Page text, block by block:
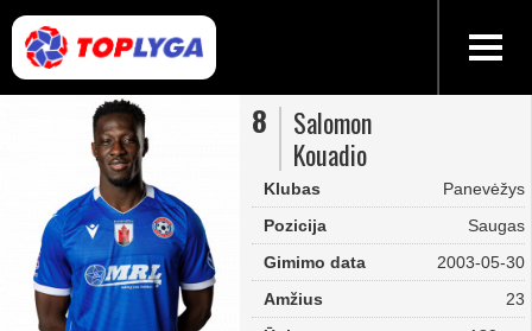
8
Salomon
Kouadio
Klubas
Panevėžys
Pozicija
Saugas
Gimimo data
2003-05-30
Amžius
23